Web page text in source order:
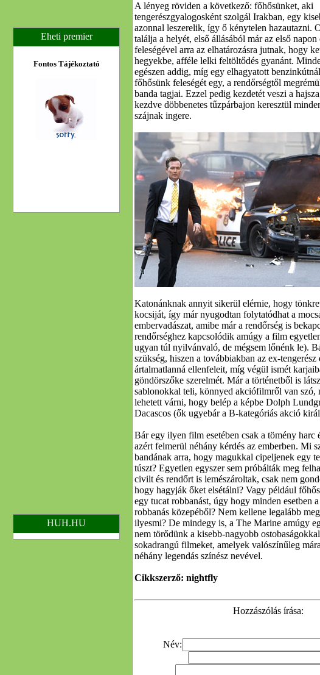
A lényeg röviden a következő: főhősünket, aki
tengerészgyalogosként szolgál Irakban, egy
azonnal leszerelik, így ő kénytelen hazautazni.
találja a helyét, első állásából már az első
feleségével arra az elhatározásra jutnak, hogy
hegyekbe, afféle lelki feltöltődés gyanánt.
egészen addig, míg egy elhagyatott
főhősünk feleségét egy, a rendőrségtől
banda tagjai. Ezzel pedig kezdetét veszi a
kezdve döbbenetes tűzpárbajon keresztül
szájnak ingere.
Katonánknak annyit sikerül elérnie, hogy
kocsiját, így már nyugodtan folytatódhat a
embervadászat, amibe már a rendőrség is
rendőrséghez kapcsolódik amúgy a film
ugyan túl nyilvánvaló, de mégsem lőnénk le).
szükség, hiszen a továbbiakban az ex-tengerész
ártalmatlanná ellenfeleit, míg végül ismét
göndörszőke szerelmét. Már a történetből is
sablonokkal teli, könnyed akciófilmről van szó,
lehetett várni, hogy belép a képbe Dolph
Dacascos (ők ugyebár a B-kategóriás akció
Bár egy ilyen film esetében csak a tömény harc
azért felmerül néhány kérdés az emberben. Mi
bandának arra, hogy magukkal cipeljenek egy
túszt? Egyetlen egyszer sem próbálták meg
civilt és rendőrt is lemészároltak, csak nem
hogy hagyják őket elsétálni? Vagy például
egy tucat robbanást, úgy hogy minden esetben
robbanás közepéből? Nem kellene legalább
ilyesmi? De mindegy is, a The Marine amúgy
nem törődünk a kisebb-nagyobb
sokadrangú filmeket, amelyek valószínűleg
néhány legendás színész nevével.
Cikkszerző: nightfly
Hozzászólás írása:
Név:
Eheti premier
Fontos Tájékoztató
HUH.HU